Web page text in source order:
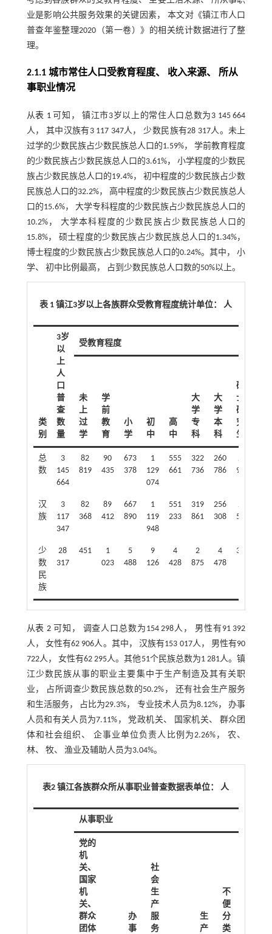
业是影响公共服务效果的关键因素， 本文对《镇江市人口
普查年鉴整理2020（第一卷）》的相关统计数据进行了整
理。
2.1.1 城市常住人口受教育程度、 收入来源、 所从
事职业情况
从表 1可知， 镇江市3岁以上的常住人口总数为3 145 664
人， 其中汉族有3 117 347人， 少数民族有28 317人。未上
过学的少数民族占少数民族总人口的1.59%， 学前教育程度
的少数民族占少数民族总人口的3.61%， 小学程度的少数民
族占少数民族总人口的19.4%， 初中程度的少数民族占少数
民族总人口的32.2%， 高中程度的少数民族占少数民族总人
口的15.6%， 大学专科程度的少数民族占少数民族总人口的
10.2%， 大学本科程度的少数民族占少数民族总人口的
15.8%， 硕士程度的少数民族占少数民族总人口的1.34%，
博士程度的少数民族占少数民族总人口的0.24%。其中， 小
学、 初中比例最高， 占到少数民族总人口数的50%以上。
表 1 镇江3岁以上各族群众受教育程度统计单位： 人
类
别
3岁
以
上
人
口
普
查
数
量
受教育程度
未
上
过
学
学
前
教
育
小
学
初
中
高
中
大
学
专
科
大
学
本
科
硕
士
研
究
生
总
数
3
145
664
82
819
90
435
673
378
1
129
074
555
661
322
736
260
786
26
958
汉
族
3
117
347
82
368
89
412
667
890
1
119
948
551
233
319
861
256
308
26
578
少
数
民
族
28
317
451
1
023
5
488
9
126
4
428
2
875
4
478
380
从表 2 可知， 调查人口总数为154 298人， 男性有91 392
人， 女性有62 906人。其中， 汉族有153 017人， 男性有90
722人， 女性有62 295人。其他51个民族总数为1 281人。镇
江少数民族从事的职业主要集中于生产制造及其有关职
业， 占所调查少数民族总数的50.2%， 还有社会生产服务
和生活服务， 占比为29.3%， 专业技术人员为8.12%， 办事
人员和有关人员为7.11%， 党政机关、 国家机关、 群众团
体和社会组织、 企事业单位负责人比例为2.26%， 农、
林、 牧、 渔业及辅助人员为3.04%。
表2 镇江各族群众所从事职业普查数据表单位： 人
从事职业
党的
机
关、
国家
机
关、
群众
团体
办
事
社
会
生
产
服
务
生
产
不
便
分
类